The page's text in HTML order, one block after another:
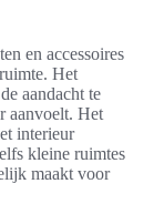
en accessoires
Het
aandacht te
aanvoelt. Het
interieur
kleine ruimtes
maakt voor